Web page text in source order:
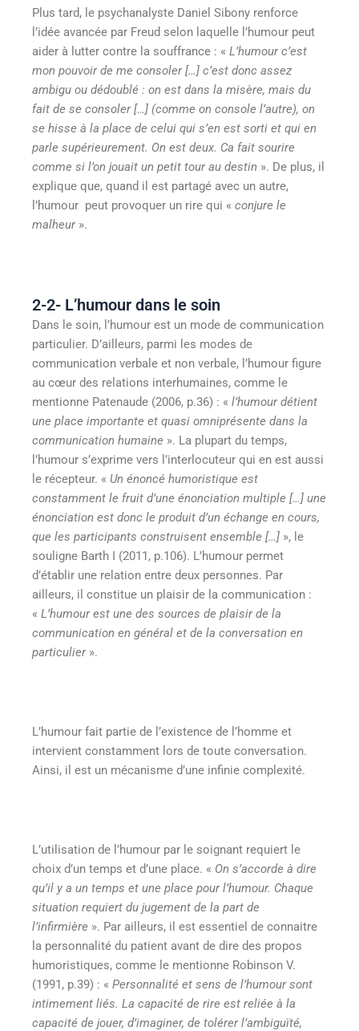
Plus tard, le psychanalyste Daniel Sibony renforce
l’idée avancée par Freud selon laquelle l’humour peut
aider à lutter contre la souffrance : « L’humour c’est
mon pouvoir de me consoler […] c’est donc assez
ambigu ou dédoublé : on est dans la misère, mais du
fait de se consoler […] (comme on console l’autre), on
se hisse à la place de celui qui s’en est sorti et qui en
parle supérieurement. On est deux. Ca fait sourire
comme si l’on jouait un petit tour au destin ». De plus, il
explique que, quand il est partagé avec un autre,
l’humour peut provoquer un rire qui « conjure le
malheur».
2-2- L’humour dans le soin
Dans le soin, l’humour est un mode de communication
particulier. D’ailleurs, parmi les modes de
communication verbale et non verbale, l’humour figure
au cœur des relations interhumaines, comme le
mentionne Patenaude (2006, p.36) : « l’humour détient
une place importante et quasi omniprésente dans la
communication humaine ». La plupart du temps,
l’humour s’exprime vers l’interlocuteur qui en est aussi
le récepteur. « Un énoncé humoristique est
constamment le fruit d’une énonciation multiple […] une
énonciation est donc le produit d’un échange en cours,
que les participants construisent ensemble […] », le
souligne Barth I (2011, p.106). L’humour permet
d’établir une relation entre deux personnes. Par
ailleurs, il constitue un plaisir de la communication :
« L’humour est une des sources de plaisir de la
communication en général et de la conversation en
particulier».
L’humour fait partie de l’existence de l’homme et
intervient constamment lors de toute conversation.
Ainsi, il est un mécanisme d’une infinie complexité.
L’utilisation de l’humour par le soignant requiert le
choix d’un temps et d’une place. « On s’accorde à dire
qu’il y a un temps et une place pour l’humour. Chaque
situation requiert du jugement de la part de
l’infirmière ». Par ailleurs, il est essentiel de connaitre
la personnalité du patient avant de dire des propos
humoristiques, comme le mentionne Robinson V.
(1991, p.39) : « Personnalité et sens de l’humour sont
intimement liés. La capacité de rire est reliée à la
capacité de jouer, d’imaginer, de tolérer l’ambiguïté,